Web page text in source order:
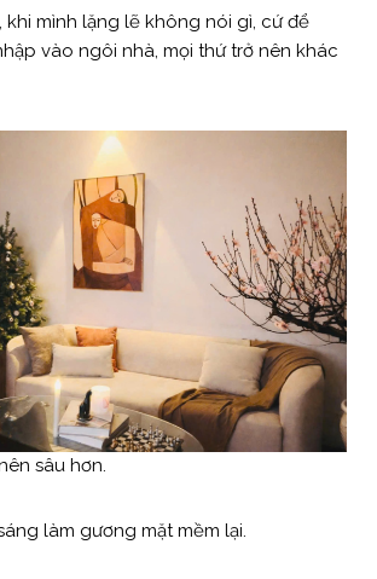
khi mình lặng lẽ không nói gì, cứ để
vào ngôi nhà, mọi thứ trở nên khác
sâu hơn.
làm gương mặt mềm lại.